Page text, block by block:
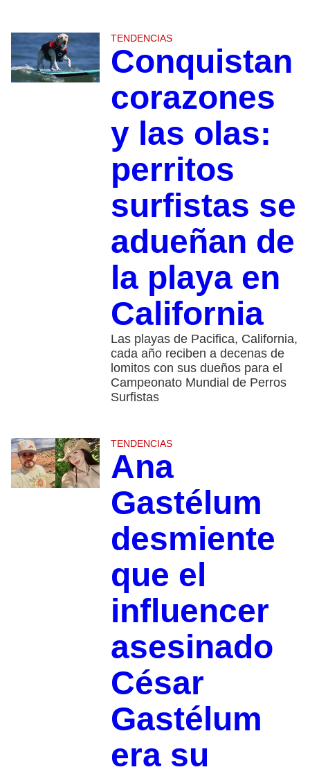
TENDENCIAS
Conquistan
corazones
y las olas:
perritos
surfistas se
adueñan de
la playa en
California
Las playas de Pacifica, California,
cada año reciben a decenas de
lomitos con sus dueños para el
Campeonato Mundial de Perros
Surfistas
TENDENCIAS
Ana
Gastélum
desmiente
que el
influencer
asesinado
César
Gastélum
era su